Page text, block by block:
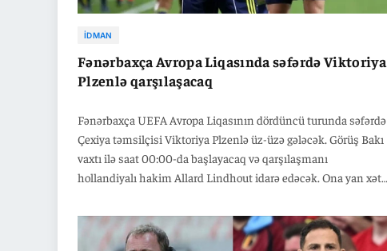
İDMAN
Fənərbaxça Avropa Liqasında səfərdə Viktoriya
Plzenlə qarşılaşacaq
Fənərbaxça UEFA Avropa Liqasının dördüncü turunda səfərdə
Çexiya təmsilçisi Viktoriya Plzenlə üz-üzə gələcək. Görüş Bakı
vaxtı ilə saat 00:00-da başlayacaq və qarşılaşmanı
hollandiyalı hakim Allard Lindhout idarə edəcək. Ona yan xət
Matçın dördüncü hakimi isə Jannick Van Der Laan olacaq.